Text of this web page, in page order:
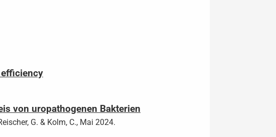
von uropathogenen Bakterien
G. & Kolm, C., Mai 2024.